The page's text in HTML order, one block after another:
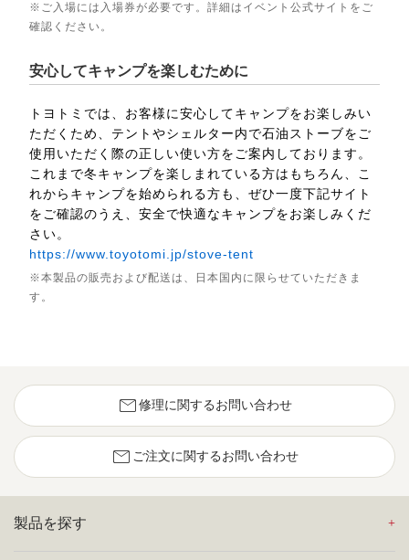
※ご入場には入場券が必要です。詳細はイベント公式サイトをご
確認ください。
安心してキャンプを楽しむために
トヨトミでは、お客様に安心してキャンプをお楽しみい
ただくため、テントやシェルター内で石油ストーブをご
使用いただく際の正しい使い方をご案内しております。
これまで冬キャンプを楽しまれている方はもちろん、こ
れからキャンプを始められる方も、ぜひ一度下記サイト
をご確認のうえ、安全で快適なキャンプをお楽しみくだ
さい。
https://www.toyotomi.jp/stove-tent
※本製品の販売および配送は、日本国内に限らせていただきま
す。
mail 修理に関するお問い合わせ
mail ご注文に関するお問い合わせ
製品を探す